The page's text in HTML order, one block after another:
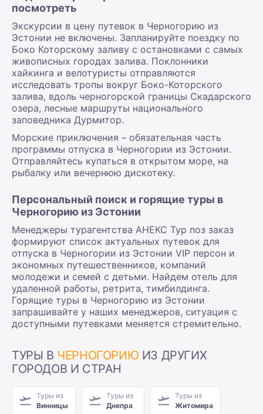
посмотреть
Экскурсии в цену путевок в Черногорию из
Эстонии не включены. Запланируйте поездку по
Боко Которскому заливу с остановками с самых
живописных городах залива. Поклонники
хайкинга и велотуристы отправляются
исследовать тропы вокруг Боко-Которского
залива, вдоль черногорской границы Скадарского
озера, лесные маршруты национального
заповедника Дурмитор.
Морские приключения – обязательная часть
программы отпуска в Черногории из Эстонии.
Отправляйтесь купаться в открытом море, на
рыбалку или вечернюю дискотеку.
Персональный поиск и горящие туры в
Черногорию из Эстонии
Менеджеры турагентства АНЕКС Тур поз заказ
формируют список актуальных путевок для
отпуска в Черногории из Эстонии VIP персон и
экономных путешественников, компаний
молодежи и семей с детьми. Найдем отель для
удаленной работы, ретрита, тимбилдинга.
Горящие туры в Черногорию из Эстонии
запрашивайте у наших менеджеров, ситуация с
доступными путевками меняется стремительно.
ТУРЫ В ЧЕРНОГОРИЮ ИЗ ДРУГИХ
ГОРОДОВ И СТРАН
Туры из
Винницы
Туры из
Днепра
Туры из
Житомира